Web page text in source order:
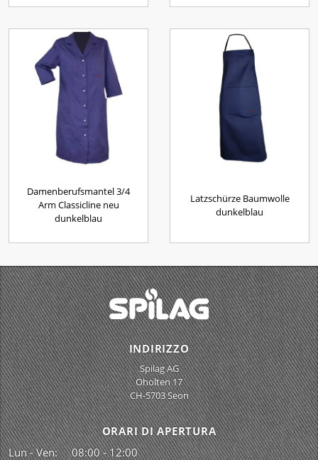
Damenberufsmantel 3/4
Arm Classicline neu
dunkelblau
Latzschürze Baumwolle
dunkelblau
INDIRIZZO
Spilag AG
Oholten 17
CH-5703 Seon
ORARI DI APERTURA
Lun - Ven:
08:00 - 12:00